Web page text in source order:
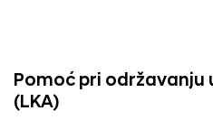
Pomoć pri
(LKA)